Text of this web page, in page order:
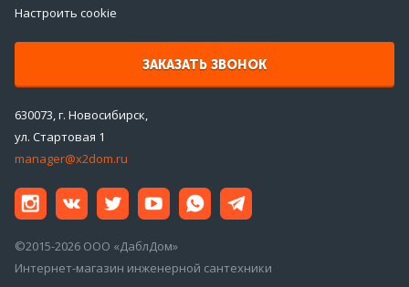
Настроить cookie
ЗАКАЗАТЬ ЗВОНОК
630073, г. Новосибирск,
ул. Стартовая 1
manager@x2dom.ru
©2015-2026 ООО «ДаблДом»
Интернет-магазин инженерной сантехники